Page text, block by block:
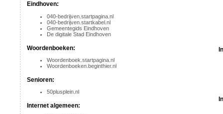
Eindhoven:
040-bedrijven.startpagina.nl
040-bedrijven.startkabel.nl
Gemeentegids Eindhoven
De digitale Stad Eindhoven
Woordenboeken:
Woordenboek.startpagina.nl
Woordenboeken.beginthier.nl
Senioren:
50plusplein.nl
Internet algemeen: